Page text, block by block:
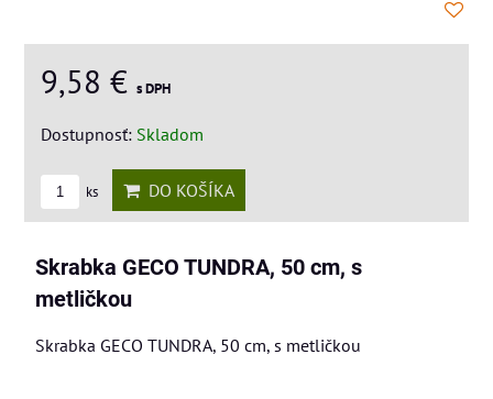
9,58 € s DPH
Dostupnosť: Skladom
ks DO KOŠÍKA
Skrabka GECO TUNDRA, 50 cm, s
metličkou
Skrabka GECO TUNDRA, 50 cm, s metličkou